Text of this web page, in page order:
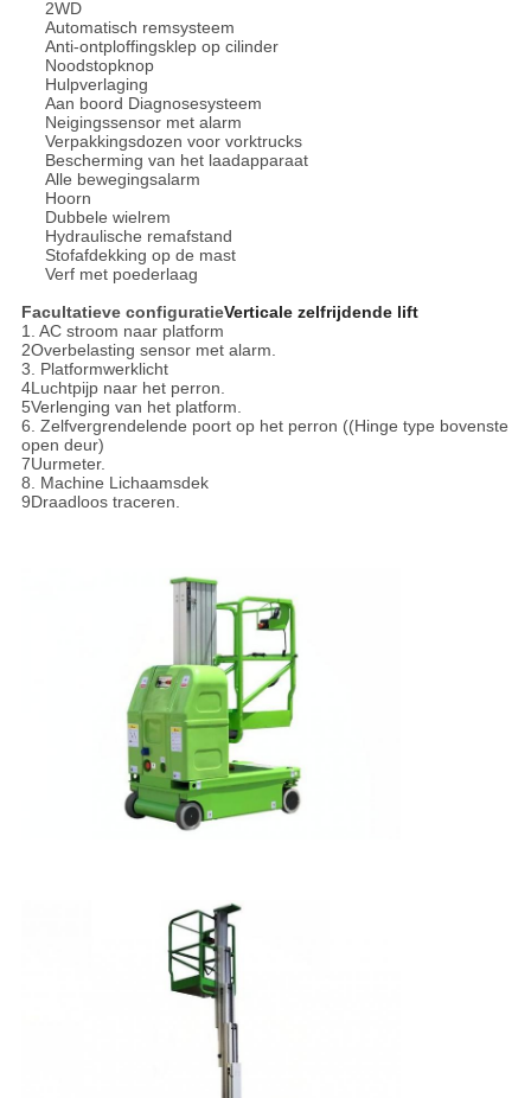
2WD
Automatisch remsysteem
Anti-ontploffingsklep op cilinder
Noodstopknop
Hulpverlaging
Aan boord Diagnosesysteem
Neigingssensor met alarm
Verpakkingsdozen voor vorktrucks
Bescherming van het laadapparaat
Alle bewegingsalarm
Hoorn
Dubbele wielrem
Hydraulische remafstand
Stofafdekking op de mast
Verf met poederlaag
Facultatieve configuratieVerticale zelfrijdende lift
1. AC stroom naar platform
2Overbelasting sensor met alarm.
3. Platformwerklicht
4Luchtpijp naar het perron.
5Verlenging van het platform.
6. Zelfvergrendelende poort op het perron ((Hinge type bovenste
open deur)
7Uurmeter.
8. Machine Lichaamsdek
9Draadloos traceren.